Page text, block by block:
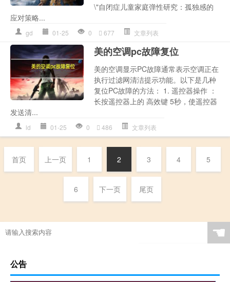
\"自闭症儿童家庭弹性研究：孤独感的
应对策略...
gd 01-25 0 677 文章列表
美的空调pc故障复位
美的空调显示PC故障通常表示空调正在
执行过滤网清洁提示功能。以下是几种
复位PC故障的方法： 1. 遥控器操作 ：
长按遥控器上的 高效键 5秒，使遥控器
发送清...
ld 01-25 0 486 文章列表
首页 上一页 1 2 3 4 5
6 下一页 尾页
☚
公告